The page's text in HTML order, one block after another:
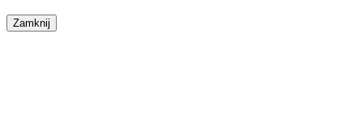
Zamknij